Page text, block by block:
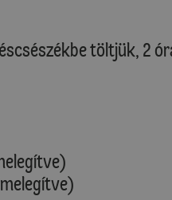
töltjük, 2